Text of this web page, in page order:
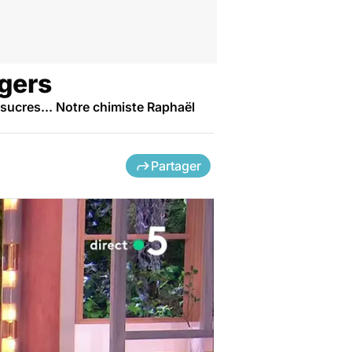
Notre chimiste Raphaël
Partager